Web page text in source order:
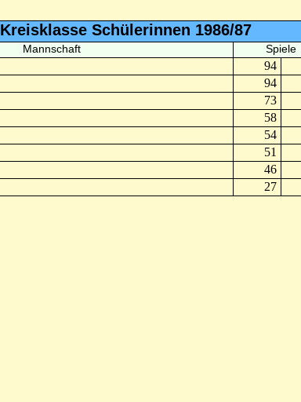
Kreisklasse Schülerinnen 1986/87
Mannschaft Spiele
94
94
73
58
54
51
46
27